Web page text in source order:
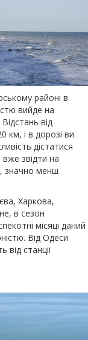
районі в
вийде на
від
км, і в дорозі ви
дістатися
звідти на
значно менш
Харкова,
в сезон
місяці даний
Від Одеси
від станції